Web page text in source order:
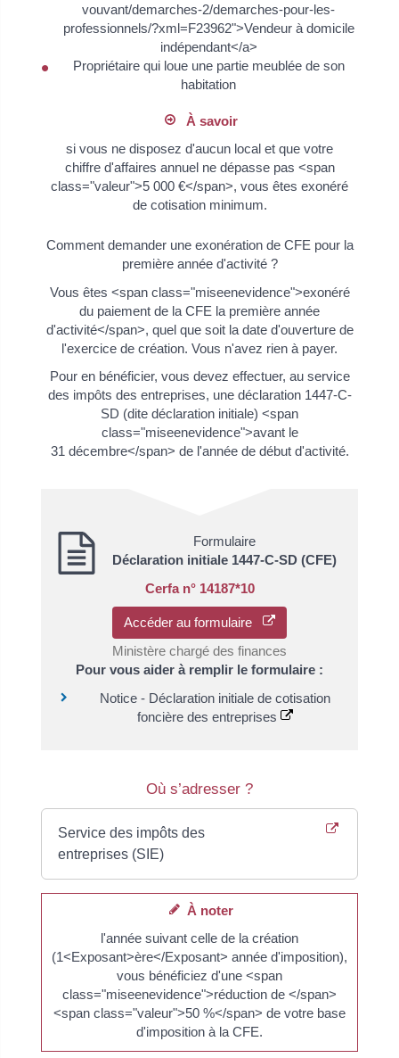
vouvant/demarches-2/demarches-pour-les-
professionnels/?xml=F23962">Vendeur à domicile
indépendant</a>
Propriétaire qui loue une partie meublée de son
habitation
À savoir
si vous ne disposez d'aucun local et que votre
chiffre d'affaires annuel ne dépasse pas <span
class="valeur">5 000 €</span>, vous êtes exonéré
de cotisation minimum.
Comment demander une exonération de CFE pour la
première année d'activité ?
Vous êtes <span class="miseenevidence">exonéré
du paiement de la CFE la première année
d'activité</span>, quel que soit la date d'ouverture de
l'exercice de création. Vous n'avez rien à payer.
Pour en bénéficier, vous devez effectuer, au service
des impôts des entreprises, une déclaration 1447-C-
SD (dite déclaration initiale) <span
class="miseenevidence">avant le
31 décembre</span> de l'année de début d'activité.
Formulaire
Déclaration initiale 1447-C-SD (CFE)
Cerfa n° 14187*10
Accéder au formulaire
Ministère chargé des finances
Pour vous aider à remplir le formulaire :
Notice - Déclaration initiale de cotisation
foncière des entreprises
Où s’adresser ?
Service des impôts des
entreprises (SIE)
À noter
l'année suivant celle de la création
(1<Exposant>ère</Exposant> année d'imposition),
vous bénéficiez d'une <span
class="miseenevidence">réduction de </span>
<span class="valeur">50 %</span> de votre base
d'imposition à la CFE.